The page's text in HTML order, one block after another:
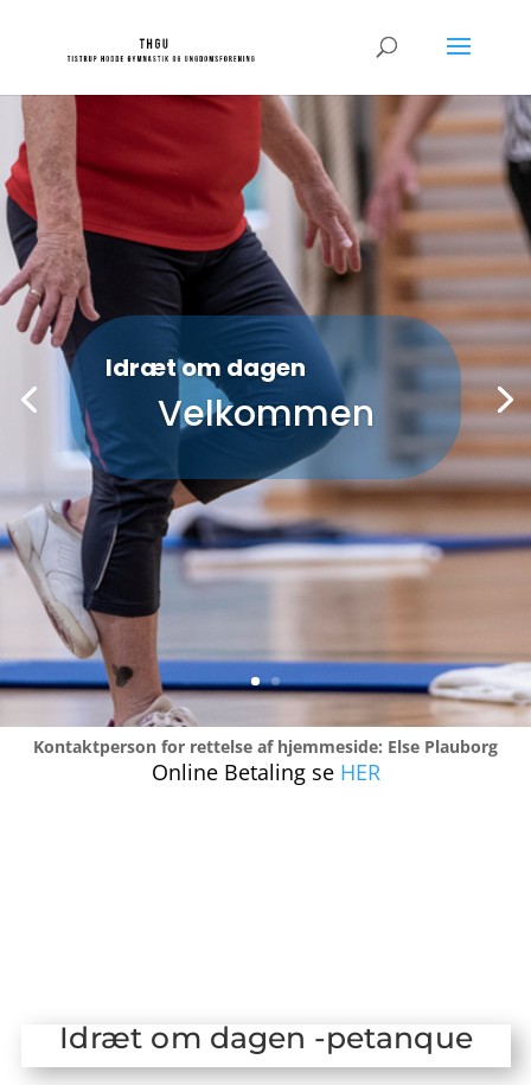
Idræt om dagen
Velkommen
Kontaktperson for rettelse af hjemmeside: Else Plauborg
Online Betaling se HER
Idræt om dagen -petanque